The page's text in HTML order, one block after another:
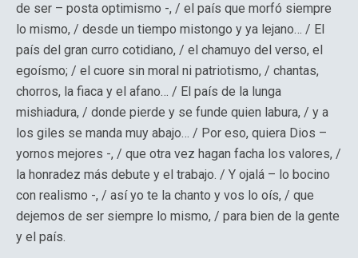
de ser – posta optimismo -, / el país que morfó siempre
lo mismo, / desde un tiempo mistongo y ya lejano… / El
país del gran curro cotidiano, / el chamuyo del verso, el
egoísmo; / el cuore sin moral ni patriotismo, / chantas,
chorros, la fiaca y el afano… / El país de la lunga
mishiadura, / donde pierde y se funde quien labura, / y a
los giles se manda muy abajo… / Por eso, quiera Dios –
yornos mejores -, / que otra vez hagan facha los valores, /
la honradez más debute y el trabajo. / Y ojalá – lo bocino
con realismo -, / así yo te la chanto y vos lo oís, / que
dejemos de ser siempre lo mismo, / para bien de la gente
y el país.